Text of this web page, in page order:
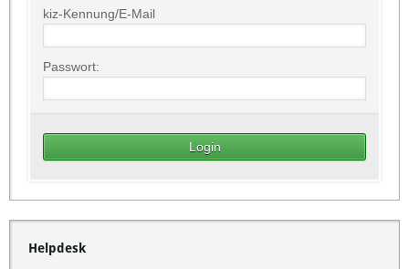
kiz-Kennung/E-Mail
Passwort:
Helpdesk